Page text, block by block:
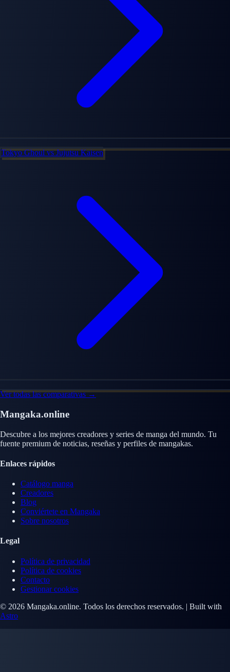
Tokyo GhoulvsJujutsu Kaisen
Ver todas las comparativas →
Mangaka.online
Descubre a los mejores creadores y series de manga del mundo. Tu
fuente premium de noticias, reseñas y perfiles de mangakas.
Enlaces rápidos
Catálogo manga
Creadores
Blog
Conviértete en Mangaka
Sobre nosotros
Legal
Política de privacidad
Política de cookies
Contacto
Gestionar cookies
© 2026 Mangaka.online. Todos los derechos reservados. | Built with
Astro